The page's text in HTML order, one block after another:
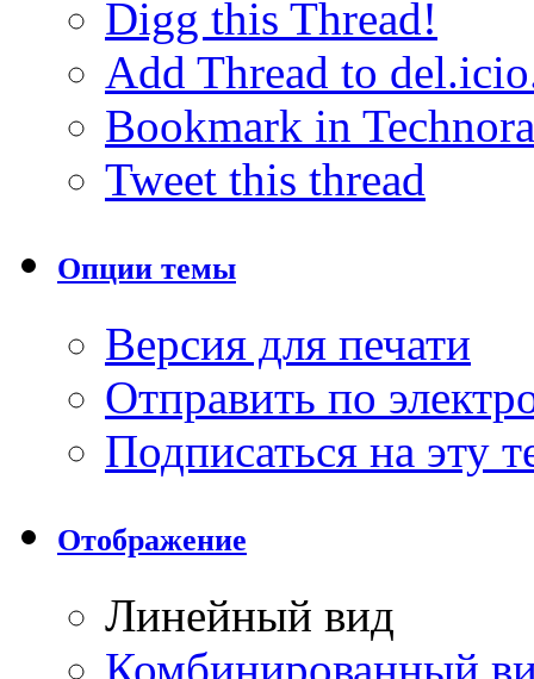
Digg this Thread!
Add Thread to
Bookmark in
Tweet this thread
Опции темы
Версия для печати
Отправить по
Подписаться на эту
Отображение
Линейный вид
Комбинированный